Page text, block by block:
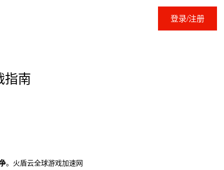
登录/注册
指南
。火盾云全球游戏加速网